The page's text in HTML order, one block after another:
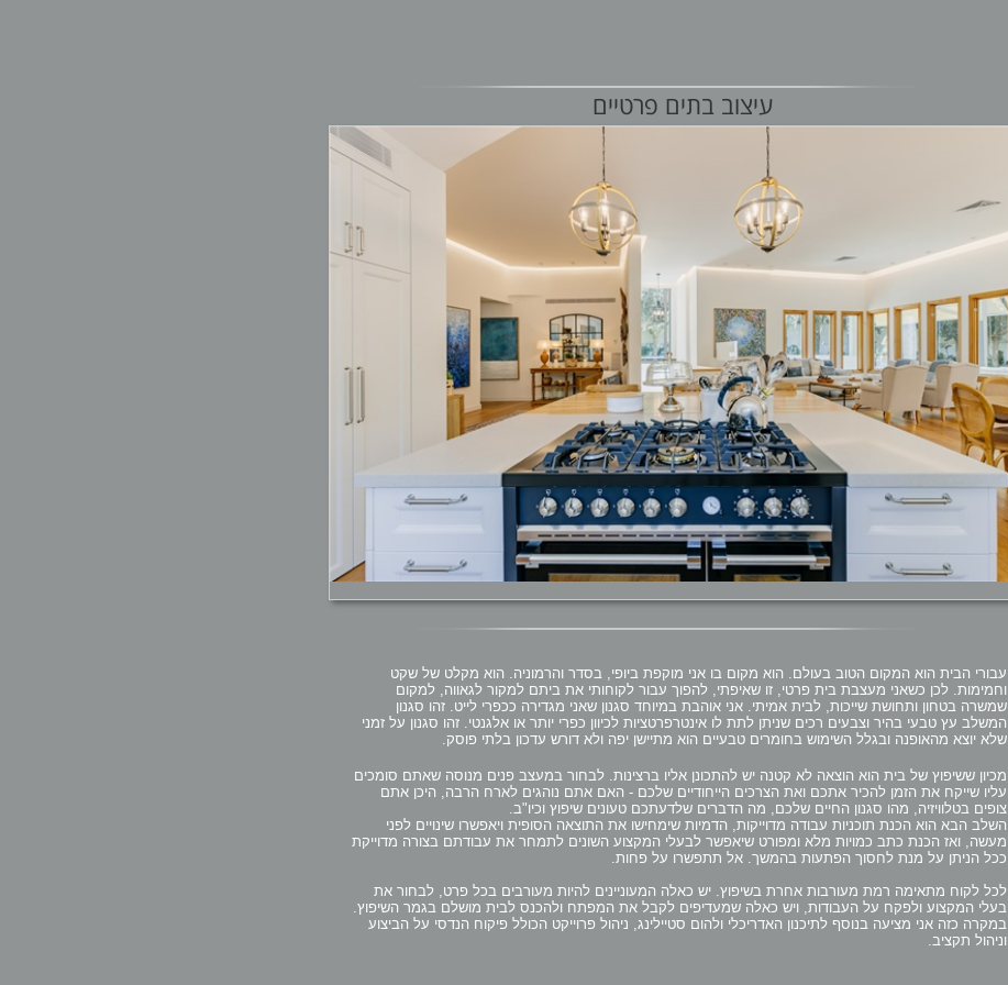
עיצוב בתים פרטיים
עבורי הבית הוא המקום הטוב בעולם. הוא מקום בו אני מוקפת ביופי, בסדר והרמוניה. הוא מקלט של שקט
וחמימות. לכן כשאני מעצבת בית פרטי, זו שאיפתי, להפוך עבור לקוחותי את ביתם למקור לגאווה, למקום
שמשרה בטחון ותחושת שייכות, לבית אמיתי. אני אוהבת במיוחד סגנון שאני מגדירה ככפרי לייט. זהו סגנון
המשלב עץ טבעי בהיר וצבעים רכים שניתן לתת לו אינטרפרטציות לכיוון כפרי יותר או אלגנטי. זהו סגנון על זמני
שלא יוצא מהאופנה ובגלל השימוש בחומרים טבעיים הוא מתיישן יפה ולא דורש עדכון בלתי פוסק.
מכיון ששיפוץ של בית הוא הוצאה לא קטנה יש להתכונן אליו ברצינות. לבחור במעצב פנים מנוסה שאתם סומכים
עליו שייקח את הזמן להכיר אתכם ואת הצרכים הייחודיים שלכם - האם אתם נוהגים לארח הרבה, היכן אתם
צופים בטלוויזיה, מהו סגנון החיים שלכם, מה הדברים שלדעתכם טעונים שיפוץ וכיו"ב.
השלב הבא הוא הכנת תוכניות עבודה מדוייקות, הדמיות שימחישו את התוצאה הסופית ויאפשרו שינויים לפני
מעשה, ואז הכנת כתב כמויות מלא ומפורט שיאפשר לבעלי המקצוע השונים לתמחר את עבודתם בצורה מדוייקת
ככל הניתן על מנת לחסוך הפתעות בהמשך. אל תתפשרו על פחות.
לכל לקוח מתאימה רמת מעורבות אחרת בשיפוץ. יש כאלה המעוניינים להיות מעורבים בכל פרט, לבחור את
בעלי המקצוע ולפקח על העבודות, ויש כאלה שמעדיפים לקבל את המפתח ולהכנס לבית מושלם בגמר השיפוץ.
במקרה כזה אני מציעה בנוסף לתיכנון האדריכלי ולהום סטיילינג, ניהול פרוייקט הכולל פיקוח הנדסי על הביצוע
וניהול תקציב.